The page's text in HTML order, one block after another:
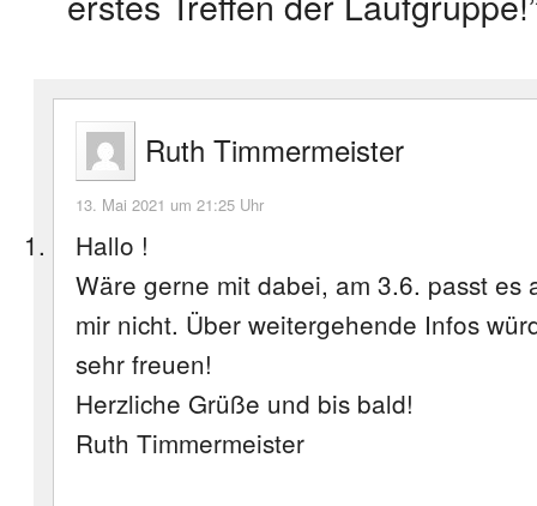
Ruth Timmermeister
13. Mai 2021 um 21:25 Uhr
Hallo !
Wäre gerne mit dabei, am 3.6. passt es
mir nicht. Über weitergehende Infos
sehr freuen!
Herzliche Grüße und bis bald!
Ruth Timmermeister